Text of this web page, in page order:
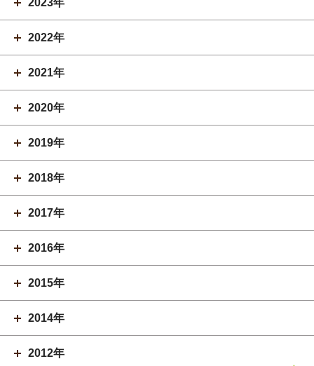
2023年
2022年
2021年
2020年
2019年
2018年
2017年
2016年
2015年
2014年
2012年